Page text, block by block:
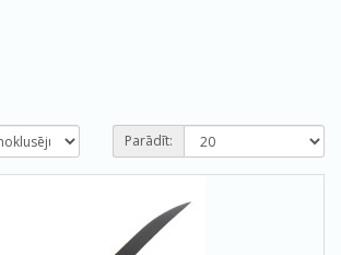
Parādīt: